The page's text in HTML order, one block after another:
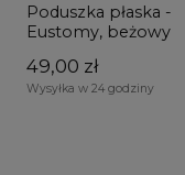
Poduszka płaska -
Eustomy, beżowy
49,00 zł
Wysyłka w 24 godziny